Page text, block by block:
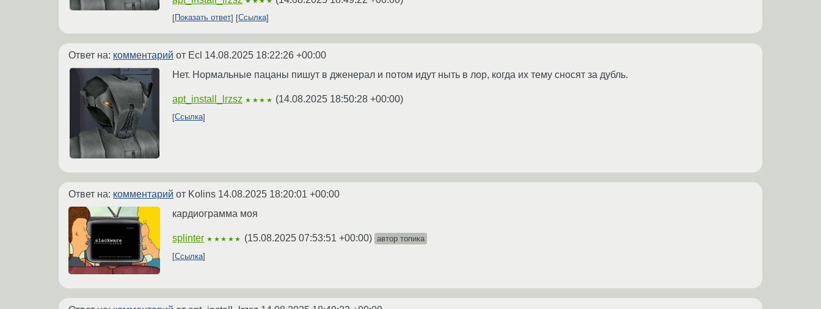
Показать ответ Ссылка
Ответ на: комментарий от Ecl 14.08.2025 18:22:26 +00:00
Нет. Нормальные пацаны пишут в дженерал и потом идут ныть в лор, когда их тему сносят за дубль.
apt_install_lrzsz ★★★★ (14.08.2025 18:50:28 +00:00)
Ссылка
Ответ на: комментарий от Kolins 14.08.2025 18:20:01 +00:00
кардиограмма моя
splinter ★★★★★ (15.08.2025 07:53:51 +00:00) автор топика
Ссылка